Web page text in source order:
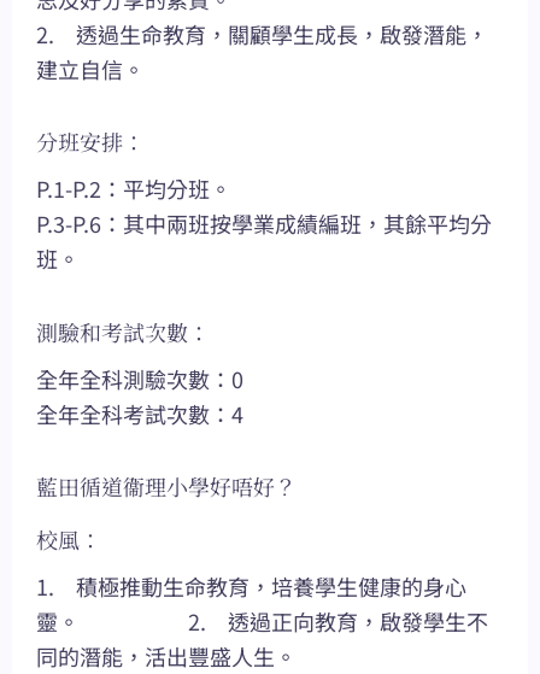
2. 透過生命教育，關顧學生成長，啟發潛能，
建立自信。
分班安排：
P.1-P.2：平均分班。
P.3-P.6：其中兩班按學業成績編班，其餘平均分
班。
測驗和考試次數：
全年全科測驗次數：0
全年全科考試次數：4
藍田循道衞理小學好唔好？
校風：
1. 積極推動生命教育，培養學生健康的身心
靈。 2. 透過正向教育，啟發學生不
同的潛能，活出豐盛人生。